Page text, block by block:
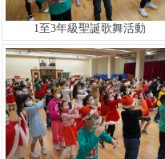
1至3年級聖誕歌舞活動